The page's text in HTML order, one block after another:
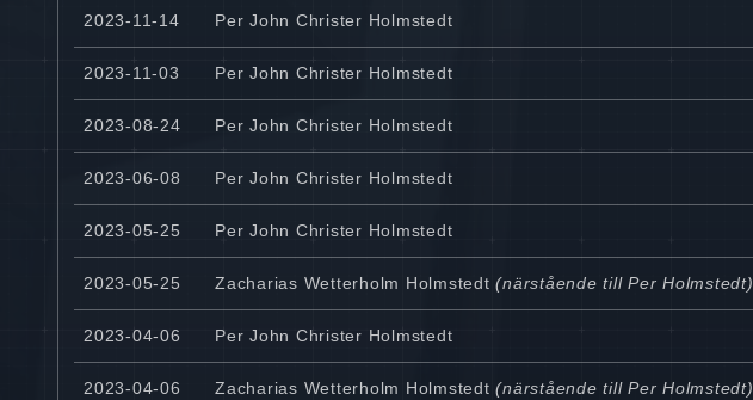
2023-11-14 Per John Christer Holmstedt
2023-11-03 Per John Christer Holmstedt
2023-08-24 Per John Christer Holmstedt
2023-06-08 Per John Christer Holmstedt
2023-05-25 Per John Christer Holmstedt
2023-05-25 Zacharias Wetterholm Holmstedt (närstående till Per Holmstedt)
2023-04-06 Per John Christer Holmstedt
2023-04-06 Zacharias Wetterholm Holmstedt (närstående till Per Holmstedt)